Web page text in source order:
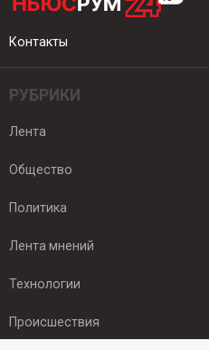
Контакты
РУБРИКИ
Лента
Общество
Политика
Лента мнений
Технологии
Происшествия